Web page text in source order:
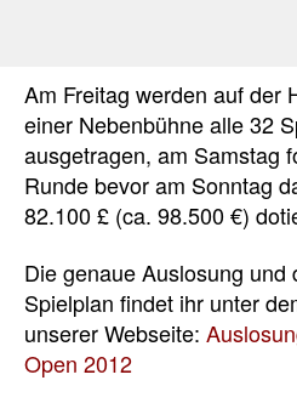
Am Freitag werden auf der
einer Nebenbühne alle 32
ausgetragen, am Samstag
Runde bevor am Sonntag
82.100 £ (ca. 98.500 €)
Die genaue Auslosung und
Spielplan findet ihr unter
unserer Webseite:
Open 2012